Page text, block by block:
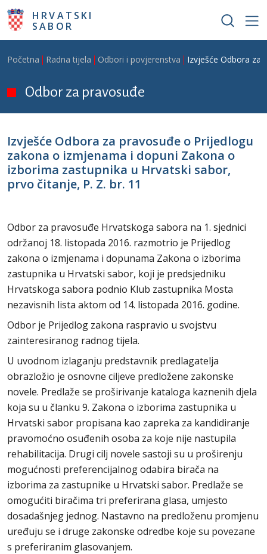
Skoči na glavni sadržaj
HRVATSKI
SABOR
Breadcrumb
Početna Radna tijela Odbori i povjerenstva Izvješće Odbora za
Odbor za pravosuđe
Izvješće Odbora za pravosuđe o Prijedlogu
zakona o izmjenama i dopuni Zakona o
izborima zastupnika u Hrvatski sabor,
prvo čitanje, P. Z. br. 11
Odbor za pravosuđe Hrvatskoga sabora na 1. sjednici
održanoj 18. listopada 2016. razmotrio je Prijedlog
zakona o izmjenama i dopunama Zakona o izborima
zastupnika u Hrvatski sabor, koji je predsjedniku
Hrvatskoga sabora podnio Klub zastupnika Mosta
nezavisnih lista aktom od 14. listopada 2016. godine.
Odbor je Prijedlog zakona raspravio u svojstvu
zainteresiranog radnog tijela.
U uvodnom izlaganju predstavnik predlagatelja
obrazložio je osnovne ciljeve predložene zakonske
novele. Predlaže se proširivanje kataloga kaznenih djela
koja su u članku 9. Zakona o izborima zastupnika u
Hrvatski sabor propisana kao zapreka za kandidiranje
pravomoćno osuđenih osoba za koje nije nastupila
rehabilitacija. Drugi cilj novele sastoji su u proširenju
mogućnosti preferencijalnog odabira birača na
izborima za zastupnike u Hrvatski sabor. Predlaže se
omogućiti biračima tri preferirana glasa, umjesto
dosadašnjeg jednog. Nastavno na predloženu promjenu
uređuju se i druge zakonske odredbe koje su povezane
s preferiranim glasovanjem.